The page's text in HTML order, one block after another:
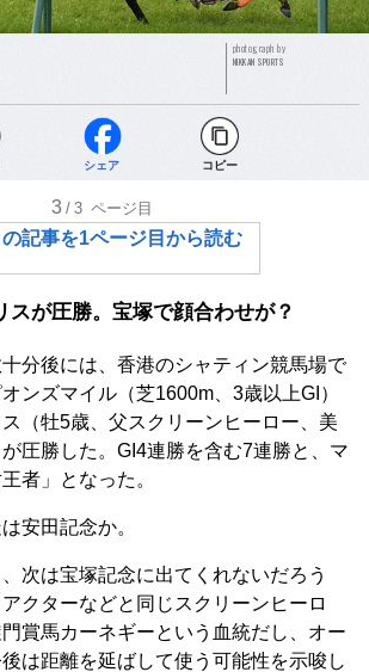
photograph by
NIKKAN SPORTS
シェア コピー
3 /3 ページ目
の記事を1ページ目から読む
スが圧勝。宝塚で顔合わせが？
分後には、香港のシャティン競馬場で
ンズマイル（芝1600m、3歳以上GI）
（牡5歳、父スクリーンヒーロー、美
圧勝した。GI4連勝を含む7連勝と、マ
者」となった。
安田記念か。
次は宝塚記念に出てくれないだろう
クターなどと同じスクリーンヒーロ
賞馬カーネギーという血統だし、オー
は距離を延ばして使う可能性を示唆し